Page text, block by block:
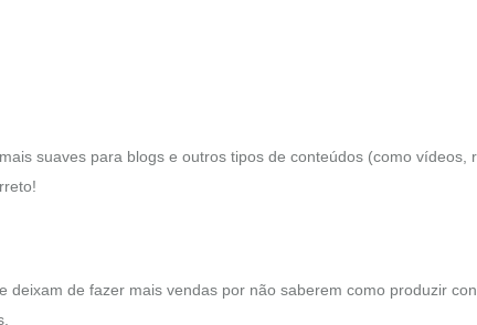
suaves para blogs e outros tipos de conteúdos (como vídeos,
deixam de fazer mais vendas por não saberem como produzir